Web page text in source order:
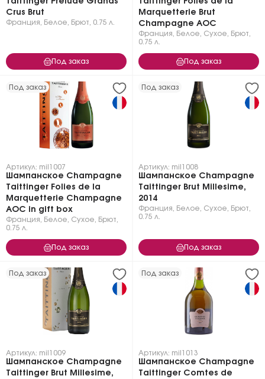
Crus Brut
Франция Белое Брют 0.75 л.
Под заказ
Marquetterie Brut
Champagne AOC
Франция Белое Сухое, Брют
0.75 л.
Под заказ
Под заказ
Артикул: mil1007
Шампанское Champagne
Taittinger Folies de la
Marquetterie Champagne
AOC in gift box
Франция Белое Сухое, Брют
0.75 л.
Под заказ
Под заказ
Артикул: mil1008
Шампанское Champagne
Taittinger Brut Millesime,
2014
Франция Белое Сухое, Брют
0.75 л.
Под заказ
Под заказ
Артикул: mil1009
Шампанское Champagne
Taittinger Brut Millesime,
Под заказ
Артикул: mil1013
Шампанское Champagne
Taittinger Comtes de